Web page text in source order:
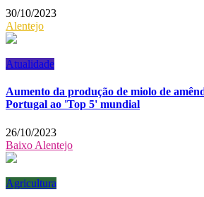
30/10/2023
Alentejo
Atualidade
Aumento da produção de miolo de
Portugal ao 'Top 5' mundial
26/10/2023
Baixo Alentejo
Agricultura